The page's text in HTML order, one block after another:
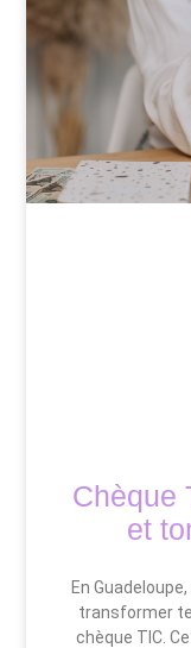
Chèque
et
En
transformer
chèque TIC.